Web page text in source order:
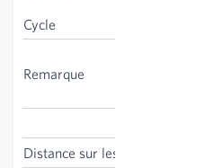
Cycle
Remarque
Distance sur les lignes